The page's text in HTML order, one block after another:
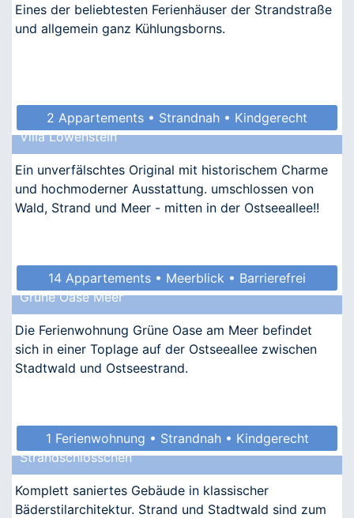
Eines der beliebtesten Ferienhäuser der Strandstraße
und allgemein ganz Kühlungsborns.
2 Appartements • Strandnah • Kindgerecht
Villa Löwenstein
Ein unverfälschtes Original mit historischem Charme
und hochmoderner Ausstattung. umschlossen von
Wald, Strand und Meer - mitten in der Ostseeallee!!
14 Appartements • Meerblick • Barrierefrei
• Allergikergeeignet
Grüne Oase Meer
Die Ferienwohnung Grüne Oase am Meer befindet
sich in einer Toplage auf der Ostseeallee zwischen
Stadtwald und Ostseestrand.
1 Ferienwohnung • Strandnah • Kindgerecht
Strandschlösschen
Komplett saniertes Gebäude in klassischer
Bäderstilarchitektur. Strand und Stadtwald sind zum